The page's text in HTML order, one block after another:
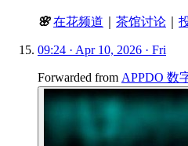
🌸 在花频道 茶馆讨论
09:24 · Apr 10, 2026 · Fri
Forwarded from APPDO 数